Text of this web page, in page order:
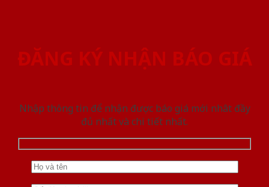
ĐĂNG KÝ NHẬN BÁO GIÁ
Nhập thông tin để nhận được báo giá mới nhât đầy
đủ nhất và chi tiết nhất.